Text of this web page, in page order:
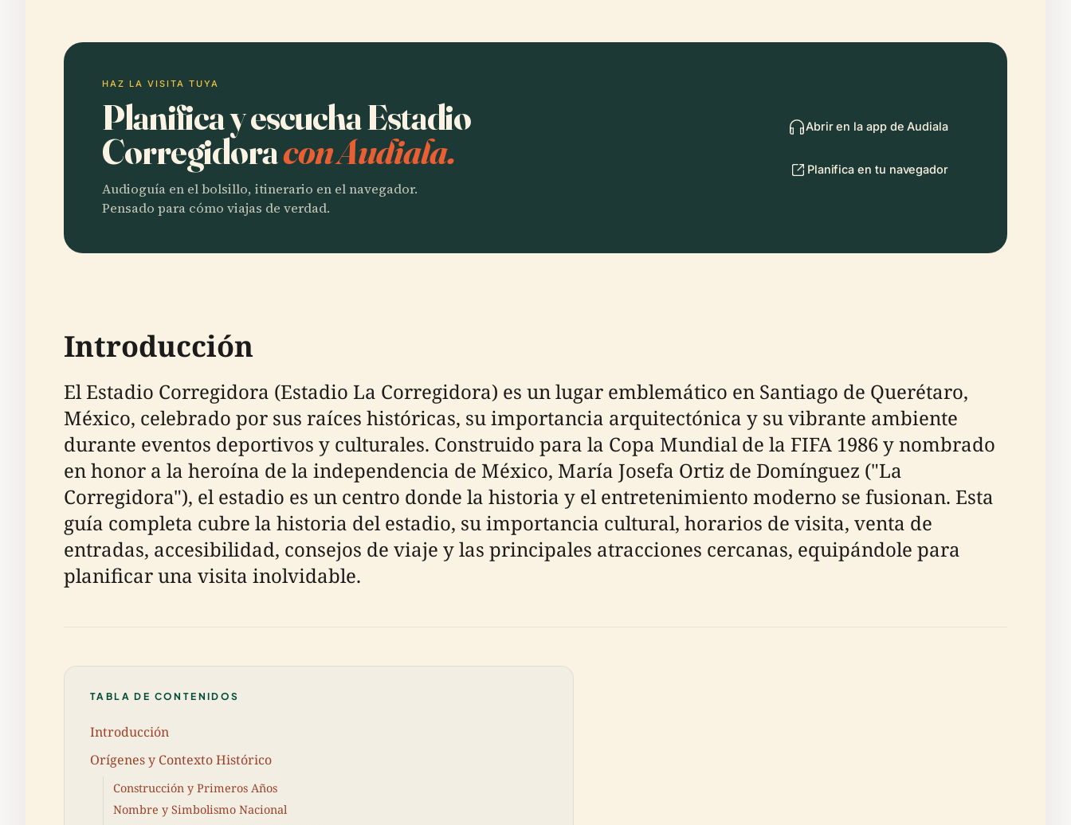
HAZ LA VISITA TUYA
Planifica y escucha Estadio
Corregidoracon Audiala.
Audioguía en el bolsillo, itinerario en el navegador.
Pensado para cómo viajas de verdad.
Abrir en la app de Audiala
Planifica en tu navegador
Introducción
El Estadio Corregidora (Estadio La Corregidora) es un lugar emblemático en Santiago de Querétaro,
México, celebrado por sus raíces históricas, su importancia arquitectónica y su vibrante ambiente
durante eventos deportivos y culturales. Construido para la Copa Mundial de la FIFA 1986 y nombrado
en honor a la heroína de la independencia de México, María Josefa Ortiz de Domínguez ("La
Corregidora"), el estadio es un centro donde la historia y el entretenimiento moderno se fusionan. Esta
guía completa cubre la historia del estadio, su importancia cultural, horarios de visita, venta de
entradas, accesibilidad, consejos de viaje y las principales atracciones cercanas, equipándole para
planificar una visita inolvidable.
TABLA DE CONTENIDOS
Introducción
Orígenes y Contexto Histórico
Construcción y Primeros Años
Nombre y Simbolismo Nacional